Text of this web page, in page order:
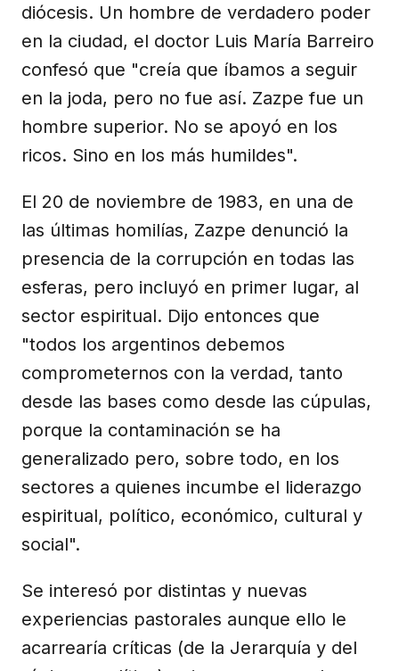
diócesis. Un hombre de verdadero poder
en la ciudad, el doctor Luis María Barreiro
confesó que "creía que íbamos a seguir
en la joda, pero no fue así. Zazpe fue un
hombre superior. No se apoyó en los
ricos. Sino en los más humildes".
El 20 de noviembre de 1983, en una de
las últimas homilías, Zazpe denunció la
presencia de la corrupción en todas las
esferas, pero incluyó en primer lugar, al
sector espiritual. Dijo entonces que
"todos los argentinos debemos
comprometernos con la verdad, tanto
desde las bases como desde las cúpulas,
porque la contaminación se ha
generalizado pero, sobre todo, en los
sectores a quienes incumbe el liderazgo
espiritual, político, económico, cultural y
social".
Se interesó por distintas y nuevas
experiencias pastorales aunque ello le
acarrearía críticas (de la Jerarquía y del